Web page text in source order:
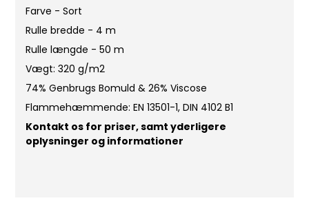
Farve - Sort
Rulle bredde - 4 m
Rulle længde - 50 m
Vægt: 320 g/m2
74% Genbrugs Bomuld & 26% Viscose
Flammehæmmende: EN 13501-1, DIN 4102 B1
Kontakt os for priser, samt yderligere
oplysninger og informationer